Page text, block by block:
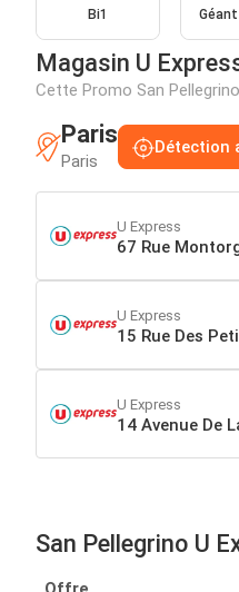
Bi1
Magasin U
Cette Promo San
Paris
Paris
Détection
U Express
67 Rue
U Express
15 Rue Des
U Express
14 Avenue De
San Pellegrino U